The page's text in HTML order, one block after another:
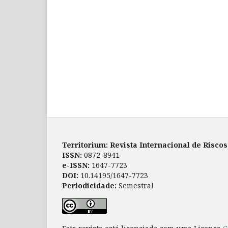
Territorium: Revista Internacional de
ISSN: 0872-8941
e-ISSN: 1647-7723
DOI: 10.14195/1647-7723
Periodicidade: Semestral